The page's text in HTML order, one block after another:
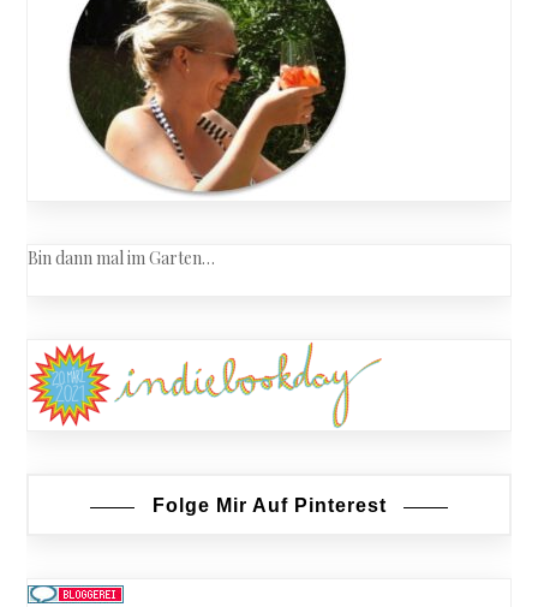
Bin dann mal im Garten…
Folge Mir Auf Pinterest